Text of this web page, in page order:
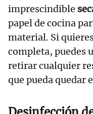
imprescindible
papel de cocina
material. Si
completa, puedes
retirar cualquier
que pueda quedar